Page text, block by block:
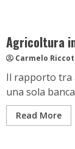
Agricoltura
Carmelo
Il rapporto tra
una sola
Read More